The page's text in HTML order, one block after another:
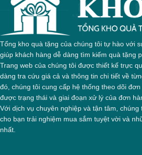
Tổng kho quà tặng của chúng tôi tự hào với
giúp khách hàng dễ dàng tìm kiếm quà tặng
Trang web của chúng tôi được thiết kế trực
dàng tra cứu giá cả và thông tin chi tiết về
đó, chúng tôi cung cấp hệ thống theo dõi
được trạng thái và giai đoạn xử lý của đơn
Với dịch vụ chuyên nghiệp và tận tâm, chúng
cho bạn trải nghiệm mua sắm tuyệt vời và
nhất.